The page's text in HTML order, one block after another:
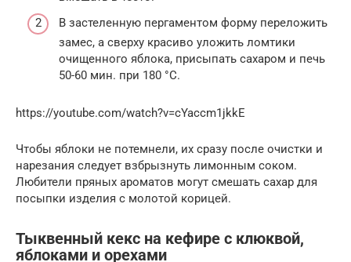
В застеленную пергаментом форму переложить
замес, а сверху красиво уложить ломтики
очищенного яблока, присыпать сахаром и печь
50-60 мин. при 180 °С.
https://youtube.com/watch?v=cYaccm1jkkE
Чтобы яблоки не потемнели, их сразу после очистки и
нарезания следует взбрызнуть лимонным соком.
Любители пряных ароматов могут смешать сахар для
посыпки изделия с молотой корицей.
Тыквенный кекс на кефире с клюквой,
яблоками и орехами